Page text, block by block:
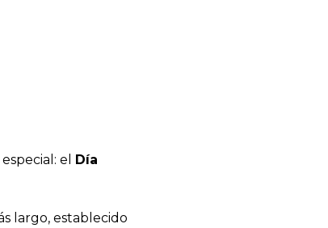
el Día
largo, establecido